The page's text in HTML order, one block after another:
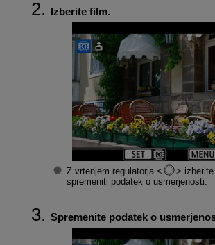
Izberite film.
Z vrtenjem regulatorja
spremeniti podatek o usmerjenosti.
Spremenite podatek o